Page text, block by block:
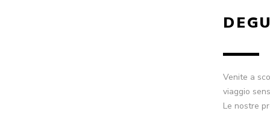
Venite a
viaggio
Le nostre